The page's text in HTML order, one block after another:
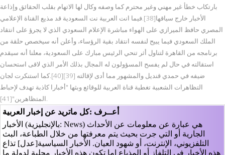
بارتكاب خطأ غير مهني وغير محترم كما وصفه وكال لها الاتهام بقلب الحقائق وإذاعة
الأخبار خارج سياقها[38].فيما انت العربية نت السعودية قد مذيع القناة الإعلامي
المصري حافظ الميرازي على الهواء مباشرة الإعلام السعودي الذي لا يجرؤ على انتقاد
الملك السعودي فيما يبيح لنفسه انتقاد بقية الرؤساء، وأعلن أنه سيخصص حلقة من
برنامجه من القاهرة لتناول أثر تنحي الرئيس مبارك على السعودية، معلنا أنه سيقدم
استقالته في حال لم يفسح المسؤولون له المجال بذلك الأمر الذي لاقى استحسان
ضيفه في حمدي قنديل والمشهور مما أدى لإقالته [39][40].كما استنكرت لجان
التظاهرات الشعبية تغطية قناة العربية للوقائع وبثها "أخبارا كاذبة تهدف لإحباط
المتظاهرين"[41].